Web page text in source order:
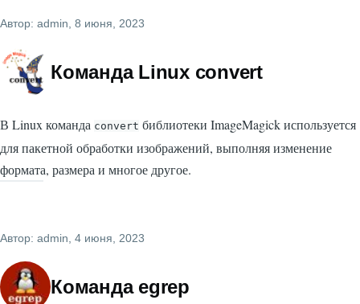
Автор: admin, 8 июня, 2023
Команда Linux convert
В Linux команда convert библиотеки ImageMagick используется
для пакетной обработки изображений, выполняя изменение
формата, размера и многое другое.
Автор: admin, 4 июня, 2023
Команда egrep